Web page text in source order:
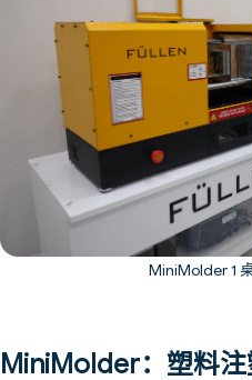
MiniMolder 1
MiniMolder：塑料